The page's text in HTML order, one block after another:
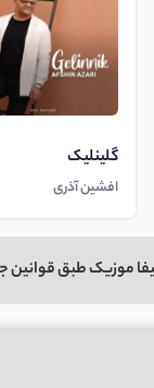
گلینلیک
افشین آذری
موزیک طبق قوانین